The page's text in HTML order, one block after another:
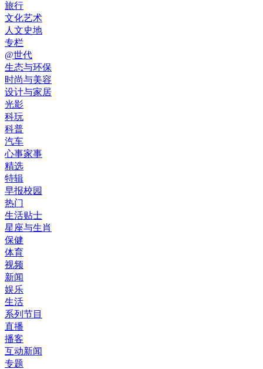
旅行
文化艺术
人文史地
专栏
@世代
生态与环保
时尚与美容
设计与家居
光影
科玩
科普
汽车
心事家事
精选
特辑
早报校园
热门
生活贴士
星座与生肖
保健
体育
视频
新闻
娱乐
生活
系列节目
直播
播客
互动新闻
专题